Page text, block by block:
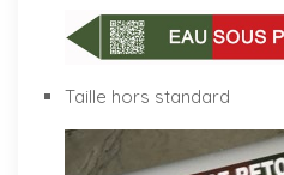
Taille hors standard